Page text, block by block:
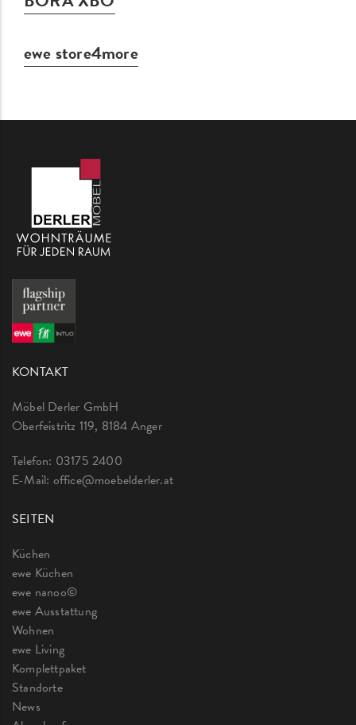
Next
ewe store4more
KONTAKT
Möbel Derler GmbH
Oberfeistritz 119, 8184 Anger
Telefon: 03175 2400
E-Mail: office@moebelderler.at
SEITEN
Küchen
ewe Küchen
ewe nanoo©
ewe Ausstattung
Wohnen
ewe Living
Komplettpaket
Standorte
News